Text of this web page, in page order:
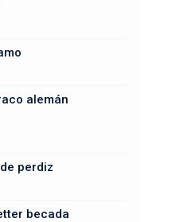
alemán
perdiz
becada